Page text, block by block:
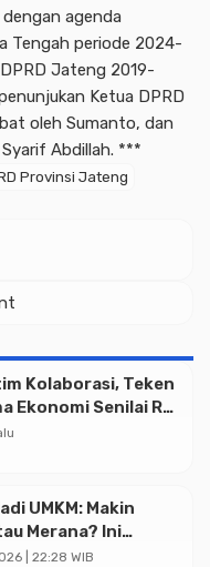
agenda
Tengah periode 2024-
Jateng 2019-
Ketua DPRD
oleh Sumanto, dan
Abdillah. ***
Provinsi Jateng
Kolaborasi, Teken
Ekonomi Senilai Rp
UMKM: Makin
Merana? Ini
Paramadina
| 22:28 WIB